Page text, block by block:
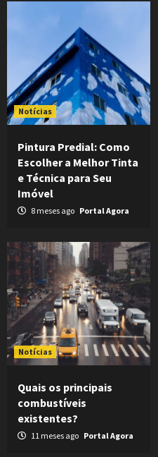
Notícias
Pintura Predial: Como
Escolher a Melhor Tinta
e Técnica para Seu
Imóvel
8 meses ago Portal Agora
Notícias
Quais os principais
combustíveis
existentes?
11 meses ago Portal Agora